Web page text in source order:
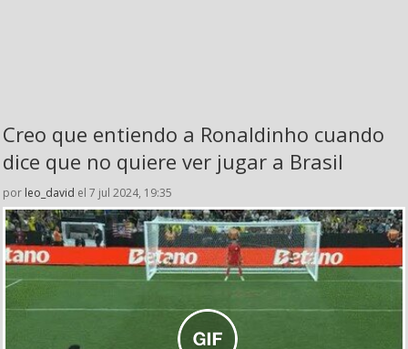
Creo que entiendo a Ronaldinho cuando
dice que no quiere ver jugar a Brasil
por leo_david el 7 jul 2024, 19:35